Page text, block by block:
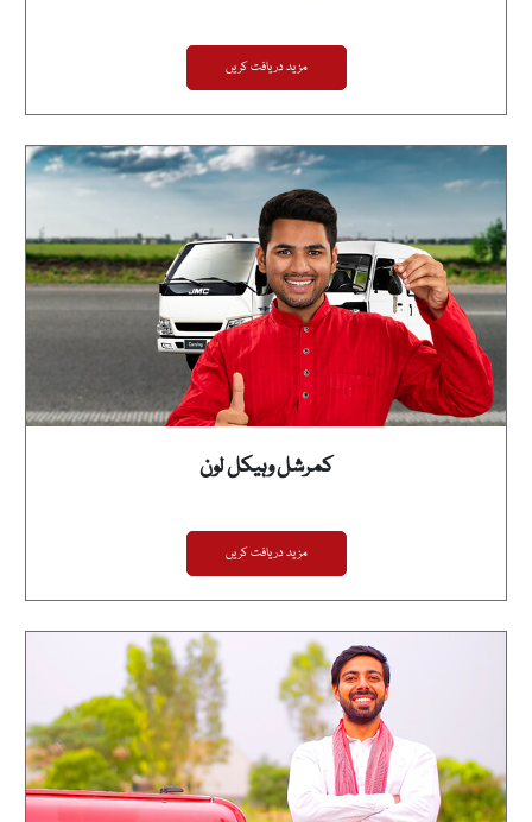
مزید دریافت کریں
کمرشل وہیکل لون
مزید دریافت کریں